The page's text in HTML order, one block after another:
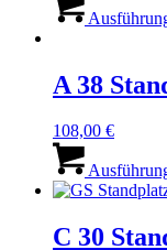
A 38
108,00 €
C 30